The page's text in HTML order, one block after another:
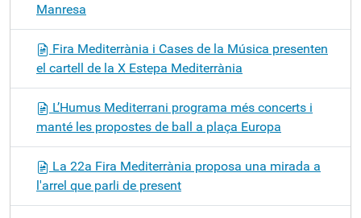
Manresa
Fira Mediterrània i Cases de la Música presenten
el cartell de la X Estepa Mediterrània
L’Humus Mediterrani programa més concerts i
manté les propostes de ball a plaça Europa
La 22a Fira Mediterrània proposa una mirada a
l'arrel que parli de present